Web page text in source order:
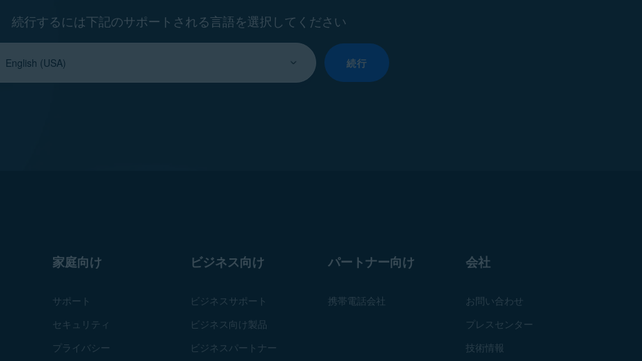
続行するには下記のサポートされる言語を選択してください
続行
家庭向け
サポート
セキュリティ
プライバシー
ビジネス向け
ビジネスサポート
ビジネス向け製品
ビジネスパートナー
パートナー向け
携帯電話会社
会社
お問い合わせ
プレスセンター
技術情報